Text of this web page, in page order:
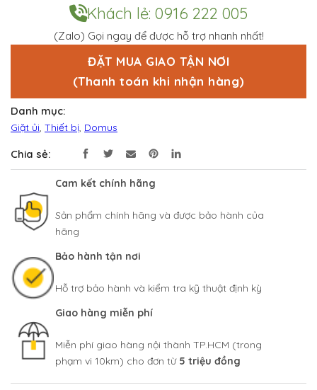
Khách lẻ: 0916 222 005
(Zalo) Gọi ngay để được hỗ trợ nhanh nhất!
ĐẶT MUA GIAO TẬN NƠI
(Thanh toán khi nhận hàng)
Danh mục:
Giặt ủi, Thiết bị, Domus
Chia sẻ:
Cam kết chính hãng
Sản phẩm chính hãng và được bảo hành của
hãng
Bảo hành tận nơi
Hỗ trợ bảo hành và kiểm tra kỹ thuật định kỳ
Giao hàng miễn phí
Miễn phí giao hàng nội thành TP.HCM (trong
phạm vi 10km) cho đơn từ 5 triệu đồng